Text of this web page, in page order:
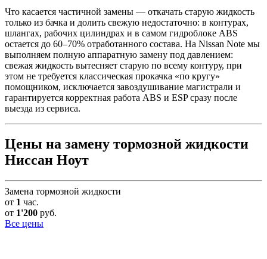
Что касается частичной замены — откачать старую жидкость
только из бачка и долить свежую недостаточно: в контурах,
шлангах, рабочих цилиндрах и в самом гидроблоке ABS
остается до 60–70% отработанного состава. На Nissan Note мы
выполняем полную аппаратную замену под давлением:
свежая жидкость вытесняет старую по всему контуру, при
этом не требуется классическая прокачка «по кругу»
помощником, исключается завоздушивание магистрали и
гарантируется корректная работа ABS и ESP сразу после
выезда из сервиса.
Цены на замену тормозной жидкости
Ниссан Ноут
Замена тормозной жидкости
от 1 час.
от 1'200 руб.
Все цены